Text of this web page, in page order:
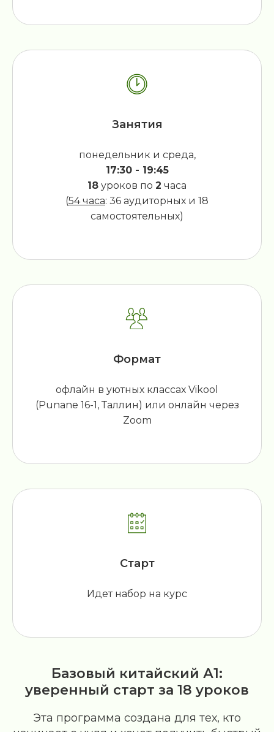
Занятия
понедельник и среда,
17:30 - 19:45
18 уроков по 2 часа
(54 часа: 36 аудиторных и 18
самостоятельных)
Формат
офлайн в уютных классах Vikool
(Punane 16-1, Таллин) или онлайн через
Zoom
Старт
Идет набор на курс
Базовый китайский А1:
уверенный старт за 18 уроков
Эта программа создана для тех, кто